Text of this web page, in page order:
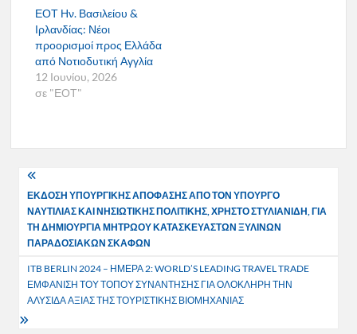
ΕΟΤ Ην. Βασιλείου &
Ιρλανδίας: Νέοι
προορισμοί προς Ελλάδα
από Νοτιοδυτική Αγγλία
12 Ιουνίου, 2026
σε "ΕΟΤ"
Πλοήγηση
άρθρων
ΕΚΔΟΣΗ ΥΠΟΥΡΓΙΚΗΣ ΑΠΟΦΑΣΗΣ ΑΠΟ ΤΟΝ ΥΠΟΥΡΓΟ
ΝΑΥΤΙΛΙΑΣ ΚΑΙ ΝΗΣΙΩΤΙΚΗΣ ΠΟΛΙΤΙΚΗΣ, ΧΡΗΣΤΟ ΣΤΥΛΙΑΝΙΔΗ, ΓΙΑ
ΤΗ ΔΗΜΙΟΥΡΓΙΑ ΜΗΤΡΩΟΥ ΚΑΤΑΣΚΕΥΑΣΤΩΝ ΞΥΛΙΝΩΝ
ΠΑΡΑΔΟΣΙΑΚΩΝ ΣΚΑΦΩΝ
ITB BERLIN 2024 – ΗΜΕΡΑ 2: WORLD’S LEADING TRAVEL TRADE
ΕΜΦΑΝΙΣΗ ΤΟΥ ΤΟΠΟΥ ΣΥΝΑΝΤΗΣΗΣ ΓΙΑ ΟΛΟΚΛΗΡΗ ΤΗΝ
ΑΛΥΣΙΔΑ ΑΞΙΑΣ ΤΗΣ ΤΟΥΡΙΣΤΙΚΗΣ ΒΙΟΜΗΧΑΝΙΑΣ